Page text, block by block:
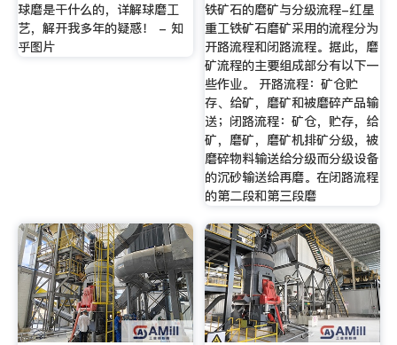
球磨是干什么的，详解球磨工
艺，解开我多年的疑惑！ - 知
乎图片
铁矿石的磨矿与分级流程-红星
重工铁矿石磨矿采用的流程分为
开路流程和闭路流程。据此，磨
矿流程的主要组成部分有以下一
些作业。 开路流程：矿仓贮
存、给矿，磨矿和被磨碎产品输
送；闭路流程：矿仓，贮存，给
矿，磨矿，磨矿机排矿分级，被
磨碎物料输送给分级而分级设备
的沉砂输送给再磨。在闭路流程
的第二段和第三段磨